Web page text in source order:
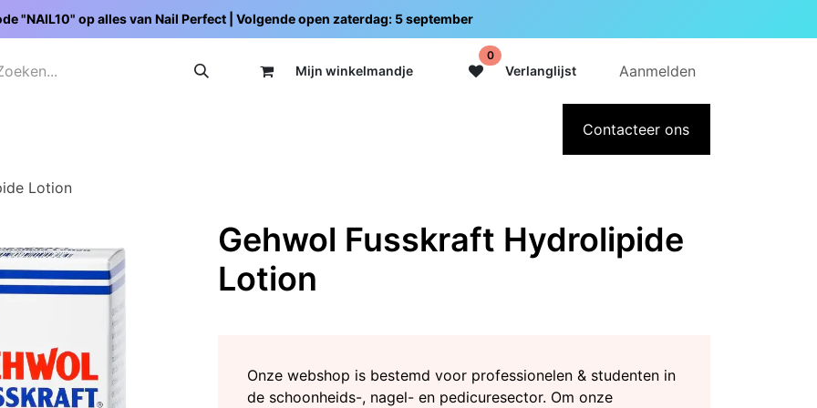
"NAIL10" op alles van Nail Perfect | Volgende open zaterdag: 5 september
Mijn winkelmandje
0
Verlanglijst Aanmelden
Over IntermediContacteer ons
Lotion
Gehwol Fusskraft Hydrolipide
Lotion
Onze webshop is bestemd voor professionelen & studenten in
de schoonheids-, nagel- en pedicuresector. Om onze